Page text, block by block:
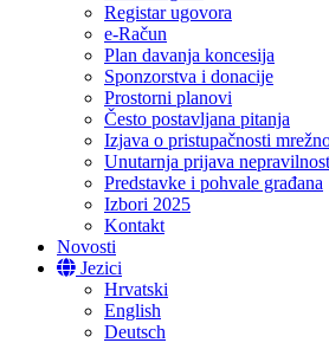
Registar ugovora
e-Račun
Plan davanja koncesija
Sponzorstva i donacije
Prostorni planovi
Često postavljana pitanja
Izjava o pristupačnosti
Unutarnja prijava
Predstavke i pohvale građana
Izbori 2025
Kontakt
Novosti
Jezici
Hrvatski
English
Deutsch